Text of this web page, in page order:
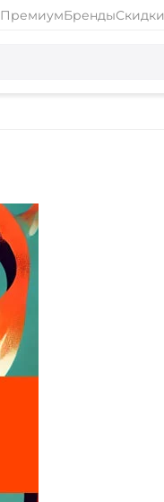
ПремиумБрендыСкидки